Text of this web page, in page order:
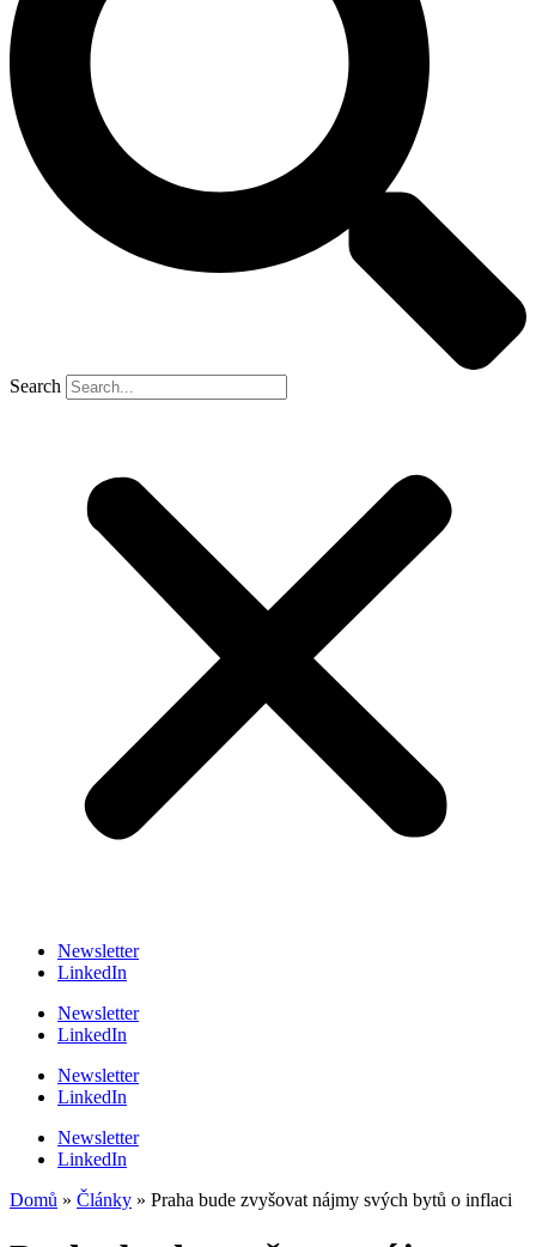
Search
Newsletter
LinkedIn
Newsletter
LinkedIn
Newsletter
LinkedIn
Newsletter
LinkedIn
Domů » Články » Praha bude zvyšovat nájmy svých bytů o inflaci